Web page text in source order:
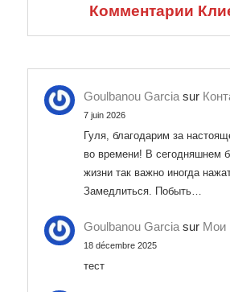
Комментарии
Goulbanou Garcia sur
7 juin 2026
Гуля, благодарим за
во времени! В сегодняшнем
жизни так важно иногда
Замедлиться. Побыть…
Goulbanou Garcia sur Мои
18 décembre 2025
тест